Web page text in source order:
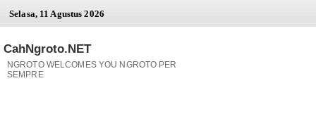
Selasa, 11 Agustus 2026
CahNgroto.NET
NGROTO WELCOMES YOU NGROTO PER
SEMPRE